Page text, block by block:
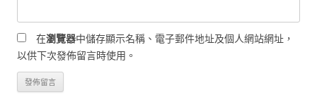
在瀏覽器中儲存顯示名稱、電子郵件地址及個人網站網址，
以供下次發佈留言時使用。